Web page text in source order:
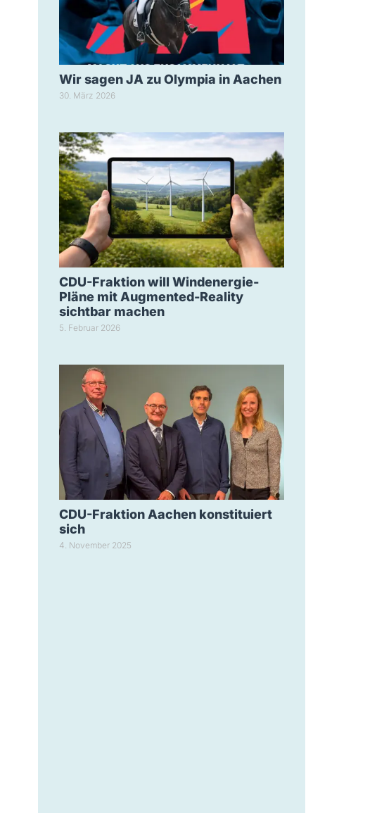
Wir sagen JA zu Olympia in Aachen
30. März 2026
CDU-Fraktion will Windenergie-
Pläne mit Augmented-Reality
sichtbar machen
5. Februar 2026
CDU-Fraktion Aachen konstituiert
sich
4. November 2025